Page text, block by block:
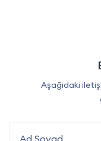
Aşağıdaki